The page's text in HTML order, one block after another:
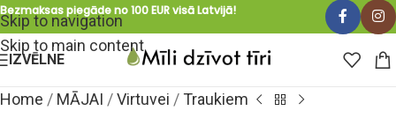
Skip to navigation
Skip to main content
Bezmaksas piegāde no 100 EUR visā Latvijā!
IZVĒLNE
Home / MĀJAI /Virtuvei / Traukiem